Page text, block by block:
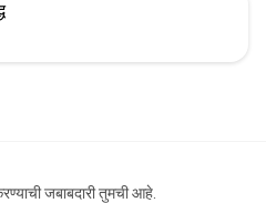
जबाबदारी तुमची आहे.